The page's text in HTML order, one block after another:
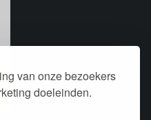
van onze bezoekers
doeleinden.